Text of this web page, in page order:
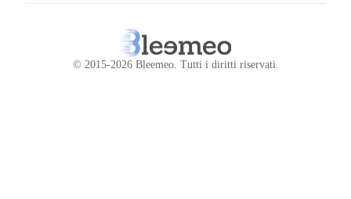
© 2015-2026 Bleemeo. Tutti i diritti riservati